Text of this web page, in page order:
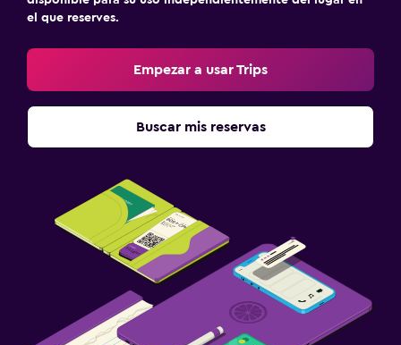
el que reserves.
Empezar a usar Trips
Buscar mis reservas